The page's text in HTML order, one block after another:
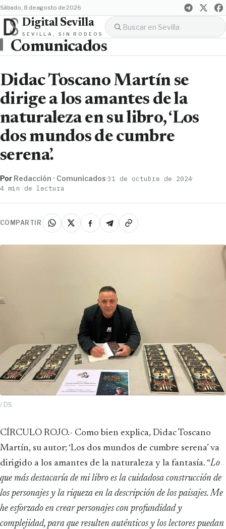
sábado, 8 de agosto de 2026
Digital Sevilla
SEVILLA, SIN RODEOS
Comunicados
Didac Toscano Martín se
dirige a los amantes de la
naturaleza en su libro, ‘Los
dos mundos de cumbre
serena’.
Por Redacción · Comunicados·31 de octubre de 2024·
4 min de lectura
COMPARTIR
/ DS
CÍRCULO ROJO.- Como bien explica, Didac Toscano
Martín, su autor; ‘Los dos mundos de cumbre serena’ va
dirigido a los amantes de la naturaleza y la fantasía. “Lo
que más destacaría de mi libro es la cuidadosa construcción de
los personajes y la riqueza en la descripción de los paisajes. Me
he esforzado en crear personajes con profundidad y
complejidad, para que resulten auténticos y los lectores puedan